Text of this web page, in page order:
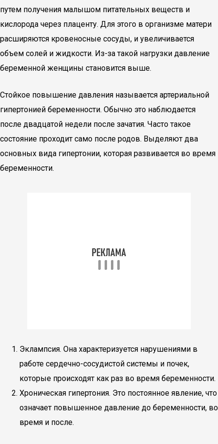
путем получения малышом питательных веществ и
кислорода через плаценту. Для этого в организме матери
расширяются кровеносные сосуды, и увеличивается
объем солей и жидкости. Из-за такой нагрузки давление
беременной женщины становится выше.
Стойкое повышение давления называется артериальной
гипертонией беременности. Обычно это наблюдается
после двадцатой недели после зачатия. Часто такое
состояние проходит само после родов. Выделяют два
основных вида гипертонии, которая развивается во время
беременности.
Эклампсия. Она характеризуется нарушениями в
работе сердечно-сосудистой системы и почек,
которые происходят как раз во время беременности.
Хроническая гипертония. Это постоянное явление, что
означает повышенное давление до беременности, во
время и после.